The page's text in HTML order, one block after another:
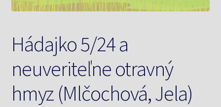
Hádajko 5/24 a
neuveriteľne otravný
hmyz (Mlčochová, Jela)